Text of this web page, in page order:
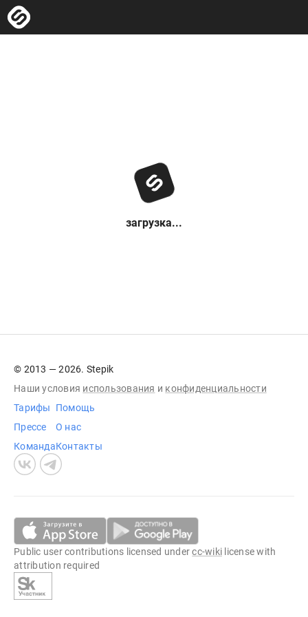
загрузка...
© 2013 — 2026. Stepik
Наши условия использования и конфиденциальности
Тарифы
Прессе
Команда
Помощь
О нас
Контакты
Public user contributions licensed undercc-wiki license with
attribution required